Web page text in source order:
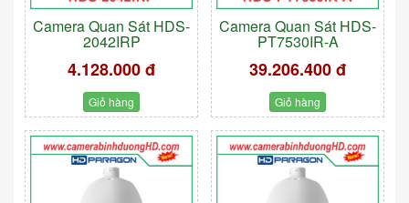
Camera Quan Sát HDS-
2042IRP
4.128.000 đ
Giỏ hàng
Camera Quan Sát HDS-
PT7530IR-A
39.206.400 đ
Giỏ hàng